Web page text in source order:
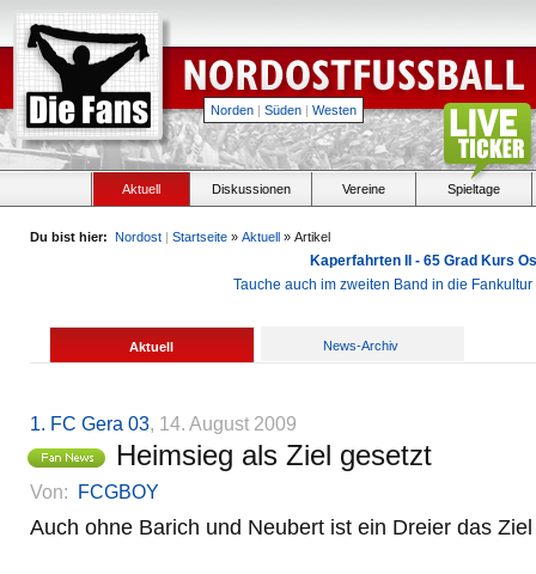
Norden | Süden | Westen
Aktuell Diskussionen Vereine Spieltage
Du bist hier: Nordost | Startseite » Aktuell » Artikel
Kaperfahrten II - 65 Grad Kurs
Tauche auch im zweiten Band in die
Aktuell News-Archiv
1. FC Gera 03, 14. August 2009
Heimsieg als Ziel gesetzt
Von: FCGBOY
Auch ohne Barich und Neubert ist ein Dreier das Ziel